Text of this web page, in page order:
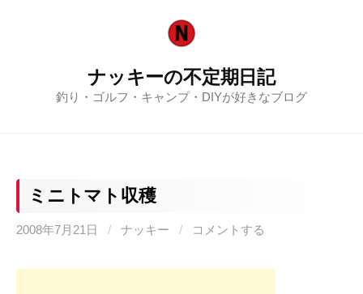
ナッキーの不定期日記
釣り・ゴルフ・キャンプ・DIYが好きなブログ
ミニトマト収穫
2008年7月21日 / ナッキー / コメントする